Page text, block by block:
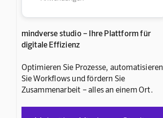
mindverse studio – Ihre Plattform für
digitale Effizienz
Optimieren Sie Prozesse, automatisieren
Sie Workflows und fördern Sie
Zusammenarbeit – alles an einem Ort.